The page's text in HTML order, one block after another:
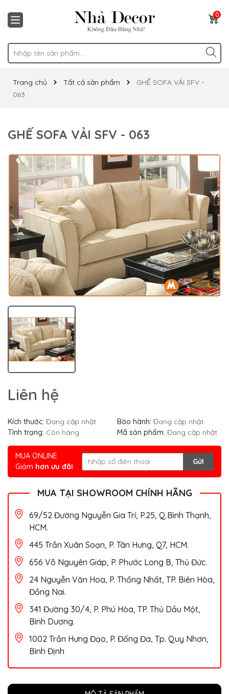
0
Trang chủ Tất cả sản phẩm
GHẾ SOFA VẢI SFV -
063
GHẾ SOFA VẢI SFV - 063
Liên hệ
Kích thước: Đang cập nhật Bảo hành: Đang cập nhật
Tình trạng: Còn hàng Mã sản phẩm: Đang cập nhật
MUA ONLINE
Giảm hơn ưu đãi
Gửi
MUA TẠI SHOWROOM CHÍNH HÃNG
69/52 Đường Nguyễn Gia Trí, P.25, Q.Bình Thạnh,
HCM.
445 Trần Xuân Soạn, P. Tân Hưng, Q7, HCM.
656 Võ Nguyên Giáp, P. Phước Long B, Thủ Đức.
24 Nguyễn Văn Hoa, P. Thống Nhất, TP. Biên Hòa,
Đồng Nai.
341 Đường 30/4, P. Phú Hòa, TP. Thủ Dầu Một,
Bình Dương.
1002 Trần Hưng Đạo, P. Đống Đa, Tp. Quy Nhơn,
Bình Định